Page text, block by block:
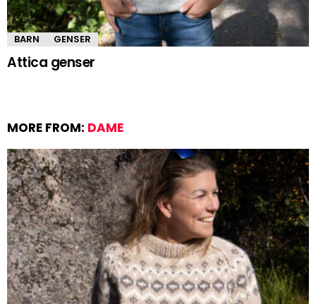
BARN GENSER
Attica genser
MORE FROM: DAME